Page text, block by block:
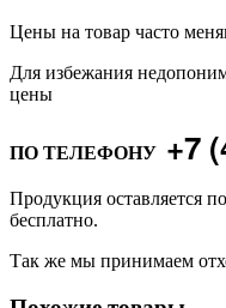
Цены на товар часто
Для избежания
цены
ПО ТЕЛЕФОНУ +7
Продукция оставляется
бесплатно.
Так же мы принимаем